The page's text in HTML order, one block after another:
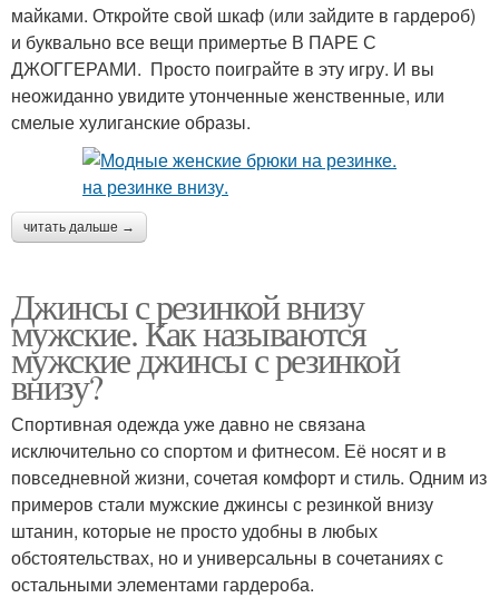
майками. Откройте свой шкаф (или зайдите в гардероб)
и буквально все вещи примертье В ПАРЕ С
ДЖОГГЕРАМИ. Просто поиграйте в эту игру. И вы
неожиданно увидите утонченные женственные, или
смелые хулиганские образы.
читать дальше →
Джинсы с резинкой внизу
мужские. Как называются
мужские джинсы с резинкой
внизу?
Спортивная одежда уже давно не связана
исключительно со спортом и фитнесом. Её носят и в
повседневной жизни, сочетая комфорт и стиль. Одним из
примеров стали мужские джинсы с резинкой внизу
штанин, которые не просто удобны в любых
обстоятельствах, но и универсальны в сочетаниях с
остальными элементами гардероба.